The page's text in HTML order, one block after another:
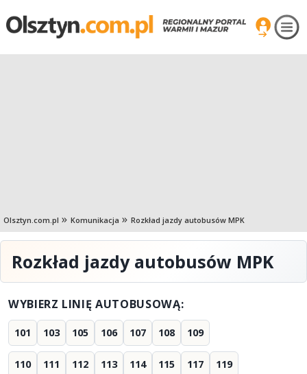
Olsztyn.com.pl Komunikacja Rozkład jazdy autobusów MPK
Rozkład jazdy autobusów MPK
WYBIERZ LINIĘ AUTOBUSOWĄ:
101 103 105 106 107 108 109
110 111 112 113 114 115 117 119